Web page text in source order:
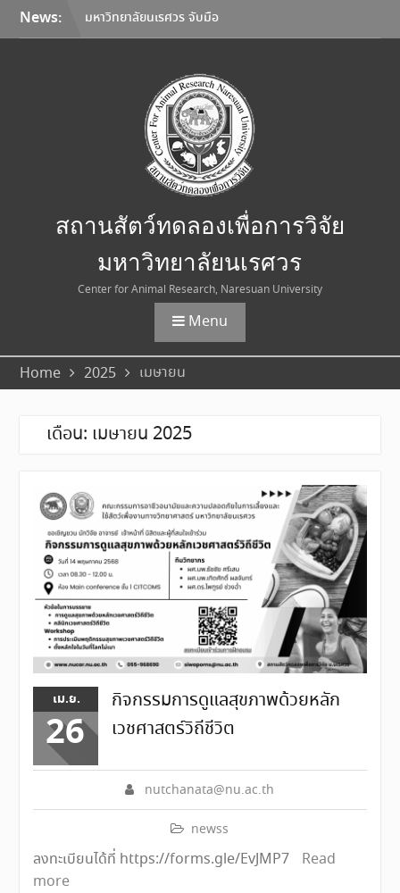
SkipNews:
มหาวิทยาลัยนเรศวร จับมือ
Korea Institute of
เชียงใหม่ ลงนาม MOU ยก
ระดับการวิจัยทดสอบความ
ปลอดภัยระดับก่อนคลินิกสู่
มาตรฐานสากล
ประกาศการขนส่งสัตว์ทดลอง
ตุลาคม – พฤศจิกายน 2569
ประกาศอัตราค่าบริการใหม่
สถานสัตว์ทดลองเพื่อการวิจัย
มหาวิทยาลัยนเรศวร
สถานสัตว์ทดลองเพื่อการวิจัย
มหาวิทยาลัยนเรศวร
Center for Animal Research, Naresuan University
Menu
Home 2025 เมษายน
เดือน: เมษายน 2025
เม.ย.
26
กิจกรรมการดูแลสุขภาพด้วยหลัก
เวชศาสตร์วิถีชีวิต
nutchanata@nu.ac.th
newss
ลงทะเบียนได้ที่ https://forms.gle/EvJMP7
Read
more